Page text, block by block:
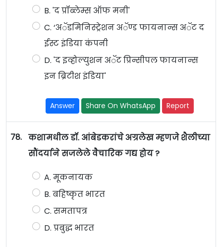
B. 'द प्रॉब्लेम्स ऑफ मनी'
C. ‘अॅडमिनिस्ट्रेशन अॅण्ड फायनान्स अॅट द
ईस्ट इंडिया कंपनी
D. 'द इव्होल्युशन अॅट प्रिन्सीपल फायनान्स
इन ब्रिटीश इंडिया'
Answer Share On WhatsApp Report
78. कशामधील डॉ. आंबेडकरांचे अग्रलेख म्हणजे शैलीच्या
सौंदर्याने सजलेले वैचारिक गद्य होय ?
A. मूकनायक
B. बहिष्कृत भारत
C. समतापत्र
D. प्रबुद्ध भारत